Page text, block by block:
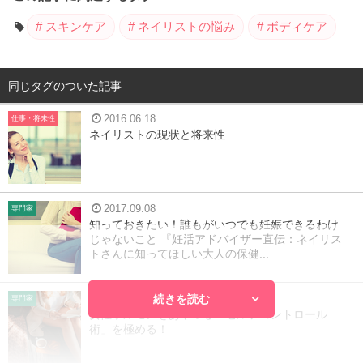
スキンケア ネイリストの悩み ボディケア
同じタグのついた記事
仕事・将来性 2016.06.18
ネイリストの現状と将来性
専門家 2017.09.08
知っておきたい！誰もがいつでも妊娠できるわけ
じゃないこと 『妊活アドバイザー直伝：ネイリス
トさんに知ってほしい大人の保健...
専門家 2017.08.21
女性ホルモンをあやつる「セルフコントロール
術」を極める！
続きを読む